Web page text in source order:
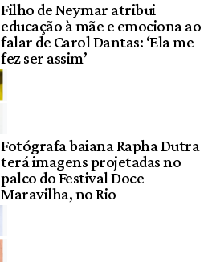
Filho de Neymar atribui
educação à mãe e emociona ao
falar de Carol Dantas: ‘Ela me
fez ser assim’
Fotógrafa baiana Rapha Dutra
terá imagens projetadas no
palco do Festival Doce
Maravilha, no Rio